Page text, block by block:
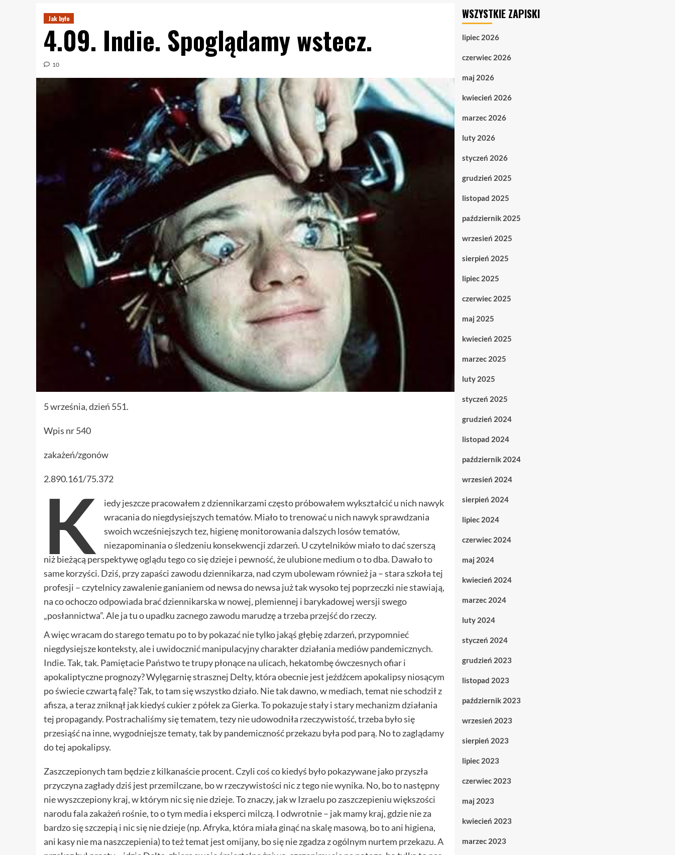
Jak było
4.09. Indie. Spoglądamy wstecz.
10
5 września, dzień 551.
Wpis nr 540
zakażeń/zgonów
2.890.161/75.372
K
iedy jeszcze pracowałem z dziennikarzami często próbowałem wykształcić u nich nawyk
wracania do niegdysiejszych tematów. Miało to trenować u nich nawyk sprawdzania
swoich wcześniejszych tez, higienę monitorowania dalszych losów tematów,
niezapominania o śledzeniu konsekwencji zdarzeń. U czytelników miało to dać szerszą
niż bieżącą perspektywę oglądu tego co się dzieje i pewność, że ulubione medium o to dba. Dawało to
same korzyści. Dziś, przy zapaści zawodu dziennikarza, nad czym ubolewam również ja – stara szkoła tej
profesji – czytelnicy zawalenie ganianiem od newsa do newsa już tak wysoko tej poprzeczki nie stawiają,
na co ochoczo odpowiada brać dziennikarska w nowej, plemiennej i barykadowej wersji swego
„posłannictwa”. Ale ja tu o upadku zacnego zawodu marudzę a trzeba przejść do rzeczy.
A więc wracam do starego tematu po to by pokazać nie tylko jakąś głębię zdarzeń, przypomnieć
niegdysiejsze konteksty, ale i uwidocznić manipulacyjny charakter działania mediów pandemicznych.
Indie. Tak, tak. Pamiętacie Państwo te trupy płonące na ulicach, hekatombę ówczesnych ofiar i
apokaliptyczne prognozy? Wylęgarnię strasznej Delty, która obecnie jest jeźdźcem apokalipsy niosącym
po świecie czwartą falę? Tak, to tam się wszystko działo. Nie tak dawno, w mediach, temat nie schodził z
afisza, a teraz zniknął jak kiedyś cukier z półek za Gierka. To pokazuje stały i stary mechanizm działania
tej propagandy. Postrachaliśmy się tematem, tezy nie udowodniła rzeczywistość, trzeba było się
przesiąść na inne, wygodniejsze tematy, tak by pandemiczność przekazu była pod parą. No to zaglądamy
do tej apokalipsy.
Zaszczepionych tam będzie z kilkanaście procent. Czyli coś co kiedyś było pokazywane jako przyszła
przyczyna zagłady dziś jest przemilczane, bo w rzeczywistości nic z tego nie wynika. No, bo to następny
nie wyszczepiony kraj, w którym nic się nie dzieje. To znaczy, jak w Izraelu po zaszczepieniu większości
narodu fala zakażeń rośnie, to o tym media i eksperci milczą. I odwrotnie – jak mamy kraj, gdzie nie za
bardzo się szczepią i nic się nie dzieje (np. Afryka, która miała ginąć na skalę masową, bo to ani higiena,
ani kasy nie ma naszczepienia) to też temat jest omijany, bo się nie zgadza z ogólnym nurtem przekazu. A
WSZYSTKIE ZAPISKI
lipiec 2026
czerwiec 2026
maj 2026
kwiecień 2026
marzec 2026
luty 2026
styczeń 2026
grudzień 2025
listopad 2025
październik 2025
wrzesień 2025
sierpień 2025
lipiec 2025
czerwiec 2025
maj 2025
kwiecień 2025
marzec 2025
luty 2025
styczeń 2025
grudzień 2024
listopad 2024
październik 2024
wrzesień 2024
sierpień 2024
lipiec 2024
czerwiec 2024
maj 2024
kwiecień 2024
marzec 2024
luty 2024
styczeń 2024
grudzień 2023
listopad 2023
październik 2023
wrzesień 2023
sierpień 2023
lipiec 2023
czerwiec 2023
maj 2023
kwiecień 2023
marzec 2023